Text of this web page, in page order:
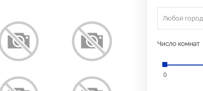
Любой город
Число комнат
0